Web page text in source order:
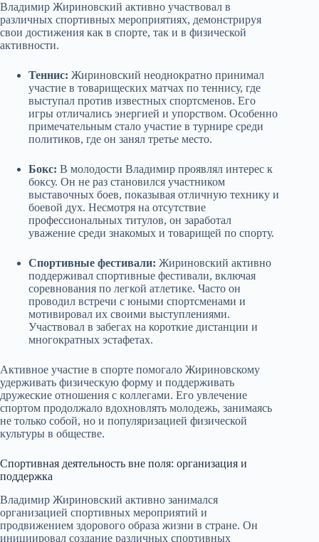
Владимир Жириновский активно участвовал в
различных спортивных мероприятиях, демонстрируя
свои достижения как в спорте, так и в физической
активности.
Теннис: Жириновский неоднократно принимал
участие в товарищеских матчах по теннису, где
выступал против известных спортсменов. Его
игры отличались энергией и упорством. Особенно
примечательным стало участие в турнире среди
политиков, где он занял третье место.
Бокс: В молодости Владимир проявлял интерес к
боксу. Он не раз становился участником
выставочных боев, показывая отличную технику и
боевой дух. Несмотря на отсутствие
профессиональных титулов, он заработал
уважение среди знакомых и товарищей по спорту.
Спортивные фестивали: Жириновский активно
поддерживал спортивные фестивали, включая
соревнования по легкой атлетике. Часто он
проводил встречи с юными спортсменами и
мотивировал их своими выступлениями.
Участвовал в забегах на короткие дистанции и
многократных эстафетах.
Активное участие в спорте помогало Жириновскому
удерживать физическую форму и поддерживать
дружеские отношения с коллегами. Его увлечение
спортом продолжало вдохновлять молодежь, занимаясь
не только собой, но и популяризацией физической
культуры в обществе.
Спортивная деятельность вне поля: организация и
поддержка
Владимир Жириновский активно занимался
организацией спортивных мероприятий и
продвижением здорового образа жизни в стране. Он
инициировал создание различных спортивных